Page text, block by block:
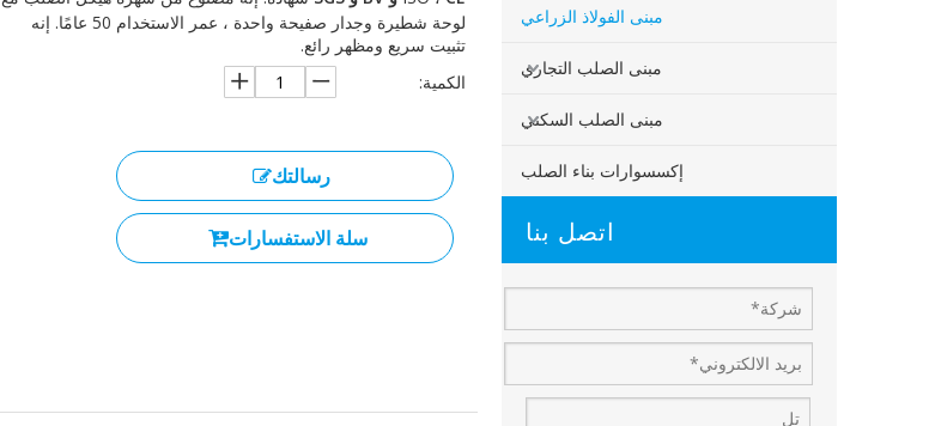
لوحة شطيرة وجدار صفيحة واحدة ، عمر الاستخدام 50 عامًا. إنه
تثبيت سريع ومظهر رائع.
الكمية:
رسالتك
سلة الاستفسارات
مبنى الفولاذ الزراعي
مبنى الصلب التجاري
مبنى الصلب السكني
إكسسوارات بناء الصلب
اتصل بنا